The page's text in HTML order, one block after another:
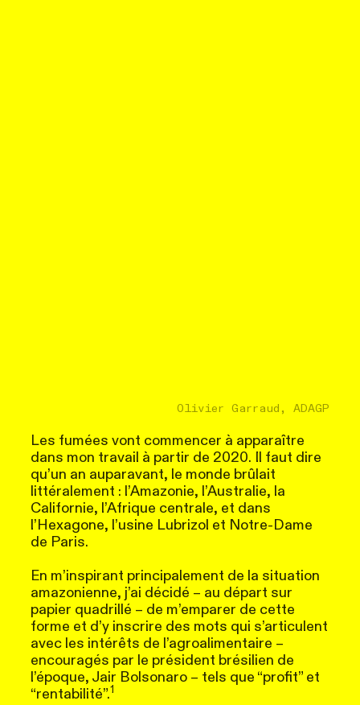
Olivier Garraud, ADAGP
Les fumées vont commencer à apparaître
dans mon travail à partir de 2020. Il faut dire
qu’un an auparavant, le monde brûlait
littéralement : l’Amazonie, l’Australie, la
Californie, l’Afrique centrale, et dans
l’Hexagone, l’usine Lubrizol et Notre-Dame
de Paris.
En m’inspirant principalement de la situation
amazonienne, j’ai décidé – au départ sur
papier quadrillé – de m’emparer de cette
forme et d’y inscrire des mots qui s’articulent
avec les intérêts de l’agroalimentaire –
encouragés par le président brésilien de
l’époque, Jair Bolsonaro – tels que “profit” et
“rentabilité”.1